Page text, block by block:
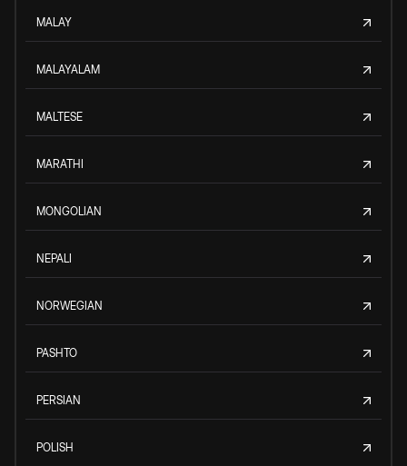
MALAY
MALAYALAM
MALTESE
MARATHI
MONGOLIAN
NEPALI
NORWEGIAN
PASHTO
PERSIAN
POLISH